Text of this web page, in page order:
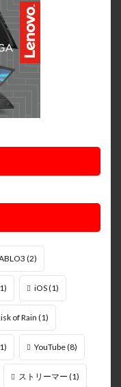
(2)
iOS(1)
of Rain(1)
YouTube(8)
ストリーマー (1)